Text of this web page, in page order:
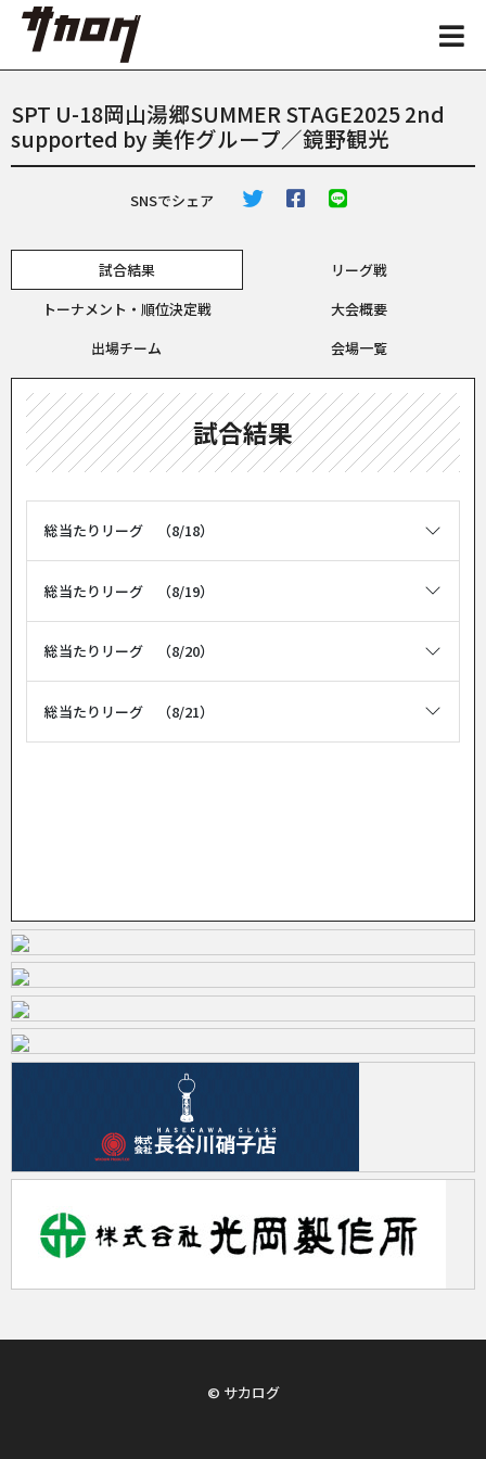
SPT U-18岡山湯郷SUMMER STAGE2025 2nd
supported by 美作グループ／鏡野観光
SNSでシェア
試合結果
リーグ戦
トーナメント・順位決定戦
大会概要
出場チーム
会場一覧
試合結果
総当たりリーグ （8/18）
総当たりリーグ （8/19）
総当たりリーグ （8/20）
総当たりリーグ （8/21）
© サカログ